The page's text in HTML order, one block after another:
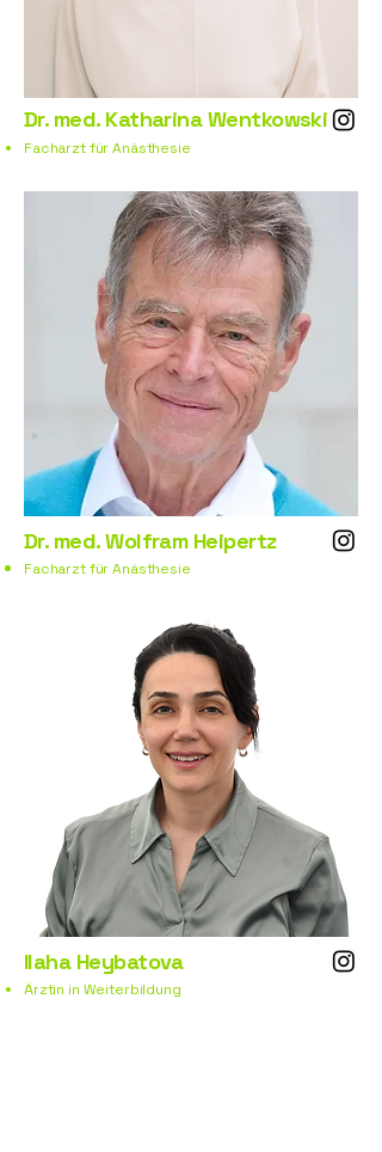
Dr. med. Katharina Wentkowski
Facharzt für Anästhesie
Dr. med. Wolfram Heipertz
Facharzt für Anästhesie
Ilaha Heybatova
Ärztin in Weiterbildung